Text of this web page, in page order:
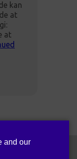
and our
kan
at
at